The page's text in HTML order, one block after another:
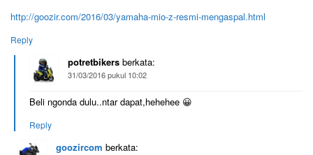
http://goozir.com/2016/03/yamaha-mio-z-resmi-mengaspal.html
Reply
potretbikers berkata:
31/03/2016 pukul 10:02
Beli ngonda dulu..ntar dapat,hehehee 😀
Reply
goozircom berkata: